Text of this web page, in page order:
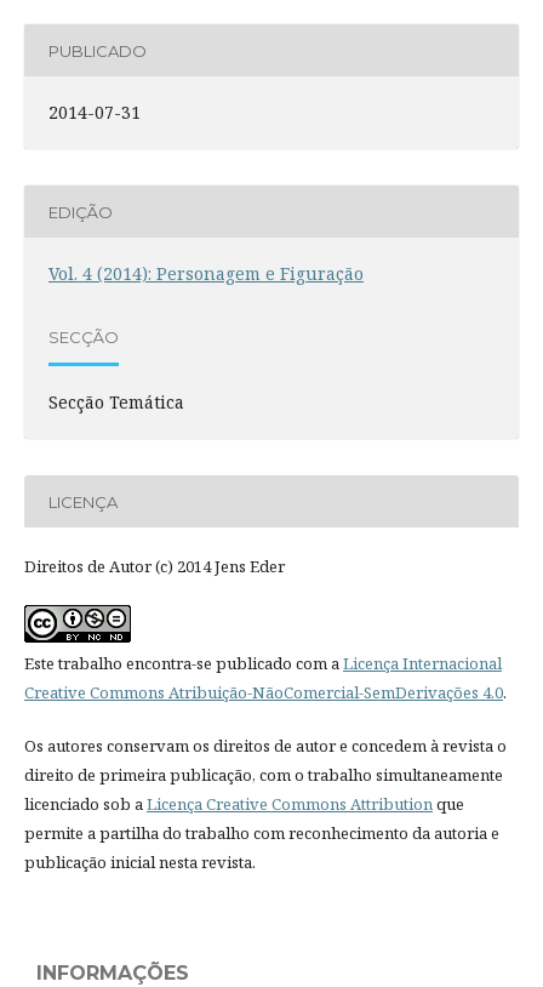
PUBLICADO
2014-07-31
EDIÇÃO
Vol. 4 (2014): Personagem e Figuração
SECÇÃO
Secção Temática
LICENÇA
Direitos de Autor (c) 2014 Jens Eder
Este trabalho encontra-se publicado com aLicença Internacional
Creative Commons Atribuição-NãoComercial-SemDerivações 4.0.
Os autores conservam os direitos de autor e concedem à revista o
direito de primeira publicação, com o trabalho simultaneamente
licenciado sob aLicença Creative Commons Attributionque
permite a partilha do trabalho com reconhecimento da autoria e
publicação inicial nesta revista.
INFORMAÇÕES